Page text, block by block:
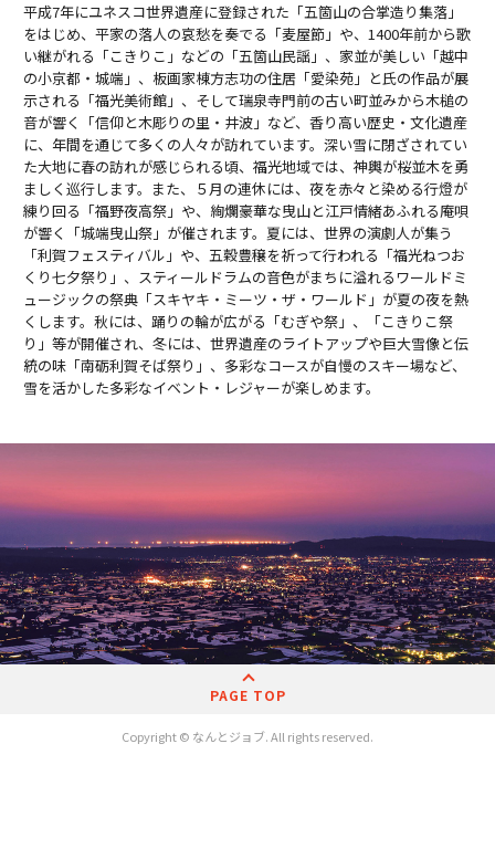
平成7年にユネスコ世界遺産に登録された「五箇山の合掌造り集落」
をはじめ、平家の落人の哀愁を奏でる「麦屋節」や、1400年前から歌
い継がれる「こきりこ」などの「五箇山民謡」、家並が美しい「越中
の小京都・城端」、板画家棟方志功の住居「愛染苑」と氏の作品が展
示される「福光美術館」、そして瑞泉寺門前の古い町並みから木槌の
音が響く「信仰と木彫りの里・井波」など、香り高い歴史・文化遺産
に、年間を通じて多くの人々が訪れています。深い雪に閉ざされてい
た大地に春の訪れが感じられる頃、福光地域では、神輿が桜並木を勇
ましく巡行します。また、５月の連休には、夜を赤々と染める行燈が
練り回る「福野夜高祭」や、絢爛豪華な曳山と江戸情緒あふれる庵唄
が響く「城端曳山祭」が催されます。夏には、世界の演劇人が集う
「利賀フェスティバル」や、五穀豊穣を祈って行われる「福光ねつお
くり七夕祭り」、スティールドラムの音色がまちに溢れるワールドミ
ュージックの祭典「スキヤキ・ミーツ・ザ・ワールド」が夏の夜を熱
くします。秋には、踊りの輪が広がる「むぎや祭」、「こきりこ祭
り」等が開催され、冬には、世界遺産のライトアップや巨大雪像と伝
統の味「南砺利賀そば祭り」、多彩なコースが自慢のスキー場など、
雪を活かした多彩なイベント・レジャーが楽しめます。
PAGE TOP
Copyright © なんとジョブ. All rights reserved.